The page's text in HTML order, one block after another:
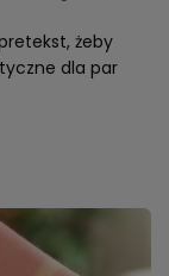
żeby
dla par